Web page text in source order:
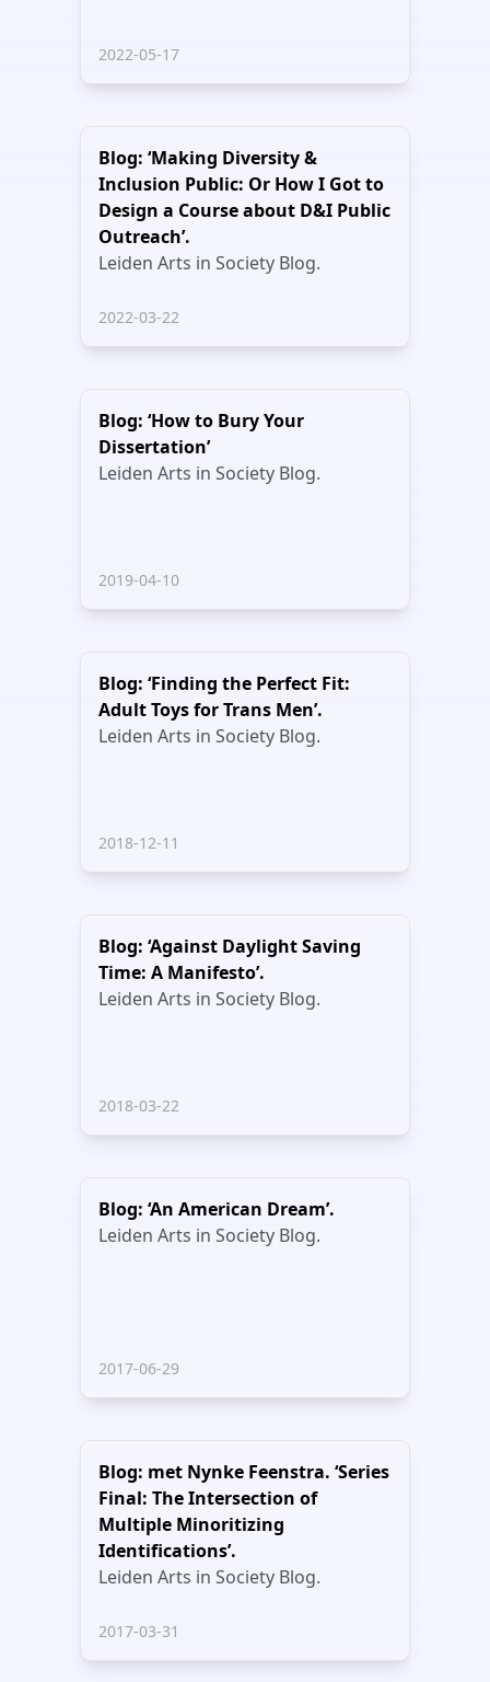
2022-05-17
Blog: ‘Making Diversity &
Inclusion Public: Or How I Got to
Design a Course about D&I Public
Outreach’.
Leiden Arts in Society Blog.
2022-03-22
Blog: ‘How to Bury Your
Dissertation’
Leiden Arts in Society Blog.
2019-04-10
Blog: ‘Finding the Perfect Fit:
Adult Toys for Trans Men’.
Leiden Arts in Society Blog.
2018-12-11
Blog: ‘Against Daylight Saving
Time: A Manifesto’.
Leiden Arts in Society Blog.
2018-03-22
Blog: ‘An American Dream’.
Leiden Arts in Society Blog.
2017-06-29
Blog: met Nynke Feenstra. ‘Series
Final: The Intersection of
Multiple Minoritizing
Identifications’.
Leiden Arts in Society Blog.
2017-03-31